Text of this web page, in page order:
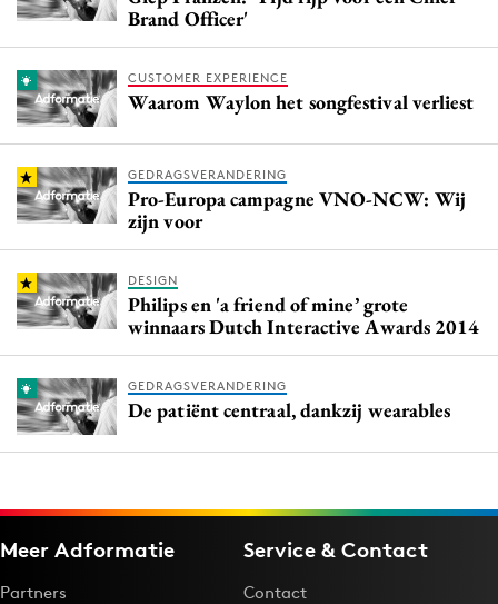
Brand Officer'
CUSTOMER EXPERIENCE
Waarom Waylon het songfestival verliest
GEDRAGSVERANDERING
Pro-Europa campagne VNO-NCW: Wij
zijn voor
DESIGN
Philips en 'a friend of mine’ grote
winnaars Dutch Interactive Awards 2014
GEDRAGSVERANDERING
De patiënt centraal, dankzij wearables
Meer Adformatie
Partners
Service & Contact
Contact